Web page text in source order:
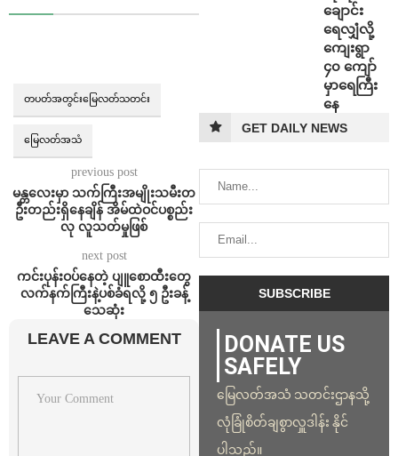
တပတ်အတွင်းမြေလတ်သတင်း
မြေလတ်အသံ
previous post
မန္တလေးမှာ သက်ကြီးအမျိုးသမီးတ
ဦးတည်းရှိနေချိန် အိမ်ထဲဝင်ပစ္စည်း
လု လူသတ်မှုဖြစ်
next post
ကင်းပုန်းဝပ်နေတဲ့ ပျူစောထီးတွေ
လက်နက်ကြီးနဲ့ပစ်ခံရလို့ ၅ ဦးခန့်
သေဆုံး
LEAVE A COMMENT
ချောင်း
ရေလျှံလို့
ကျေးရွာ
၄၀ ကျော်
မှာရေကြီး
နေ
GET DAILY NEWS
DONATE US
SAFELY
မြေလတ်အသံ သတင်းဌာနသို့
လုံခြုံစိတ်ချစွာလှူဒါန်း နိုင်
ပါသည်။